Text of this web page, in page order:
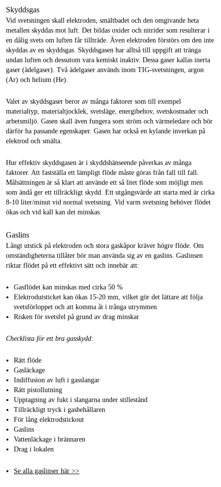
Skyddsgas
Vid svetsningen skall elektroden, smältbadet och den omgivande heta
metallen skyddas mot luft. Det bildas oxider och nitrider som resulterar i
en dålig svets om luften får tillträde. Även elektroden förstörs om den inte
skyddas av en skyddsgas. Skyddsgasen har alltså till uppgift att tränga
undan luften och dessutom vara kemiskt inaktiv. Dessa gaser kallas inerta
gaser (ädelgaser). Två ädelgaser används inom TIG-svetsningen, argon
(Ar) och helium (He).
Valet av skyddsgaser beror av många faktorer som till exempel
materialtyp, materialtjocklek, svetsläge, energibehov, svetskostnader och
arbetsmiljö. Gasen skall även fungera som ström och värmeledare och bör
därför ha passande egenskaper. Gasen har också en kylande inverkan på
elektrod och smälta.
Hur effektiv skyddsgasen är i skyddshänseende påverkas av många
faktorer. Att fastställa ett lämpligt flöde måste göras från fall till fall.
Målsättningen är så klart att använde ett så litet flöde som möjligt men
som ändå ger ett tillräckligt skydd. Ett utgångsvärde att starta med är cirka
8-10 liter/minut vid normal svetsning. Vid varm svetsning behöver flödet
ökas och vid kall kan det minskas.
Gaslins
Långt utstick på elektroden och stora gaskåpor kräver högre flöde. Om
omständigheterna tillåter bör man använda sig av en gaslins. Gaslinsen
riktar flödet på ett effektivt sätt och innebär att:
Gasflödet kan minskas med cirka 50 %
Elektrodutsticket kan ökas 15-20 mm, vilket gör det lättare att följa
svetsförloppet och att komma åt i trånga utrymmen
Risken för svetsfel på grund av drag minskar
Checklista för ett bra gasskydd:
Rätt flöde
Gasläckage
Indiffusion av luft i gasslangar
Rätt pistollutning
Upptagning av fukt i slangarna under stillestånd
Tillräckligt tryck i gasbehållaren
För lång elektrodstickout
Gaslins
Vattenläckage i brännaren
Drag i lokalen
Se alla gaslinser här >>